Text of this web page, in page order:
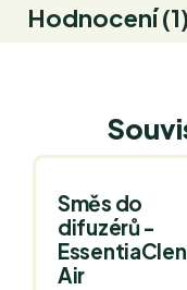
Hodnocení (1)
Směs do
difuzérů -
Air